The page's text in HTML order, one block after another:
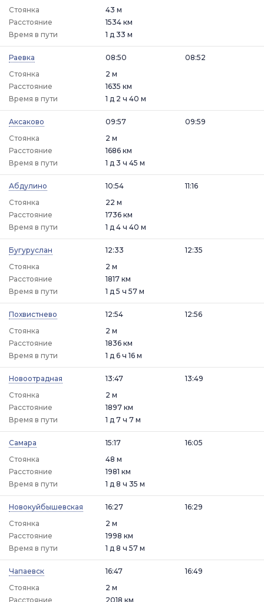
Стоянка
43 м
Расстояние
1534 км
Время в пути
1 д 33 м
Раевка
08:50
Стоянка
2 м
08:52
Расстояние
1635 км
Время в пути
1 д 2 ч 40 м
Аксаково
09:57
Стоянка
2 м
09:59
Расстояние
1686 км
Время в пути
1 д 3 ч 45 м
Абдулино
10:54
Стоянка
22 м
11:16
Расстояние
1736 км
Время в пути
1 д 4 ч 40 м
Бугуруслан
12:33
Стоянка
2 м
12:35
Расстояние
1817 км
Время в пути
1 д 5 ч 57 м
Похвистнево
12:54
Стоянка
2 м
12:56
Расстояние
1836 км
Время в пути
1 д 6 ч 16 м
Новоотрадная
13:47
Стоянка
2 м
13:49
Расстояние
1897 км
Время в пути
1 д 7 ч 7 м
Самара
15:17
Стоянка
48 м
16:05
Расстояние
1981 км
Время в пути
1 д 8 ч 35 м
Новокуйбышевская
16:27
Стоянка
2 м
16:29
Расстояние
1998 км
Время в пути
1 д 8 ч 57 м
Чапаевск
16:47
Стоянка
2 м
16:49
Расстояние 2018 км